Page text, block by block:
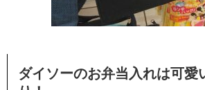
ダイソーのお弁当入れは可愛